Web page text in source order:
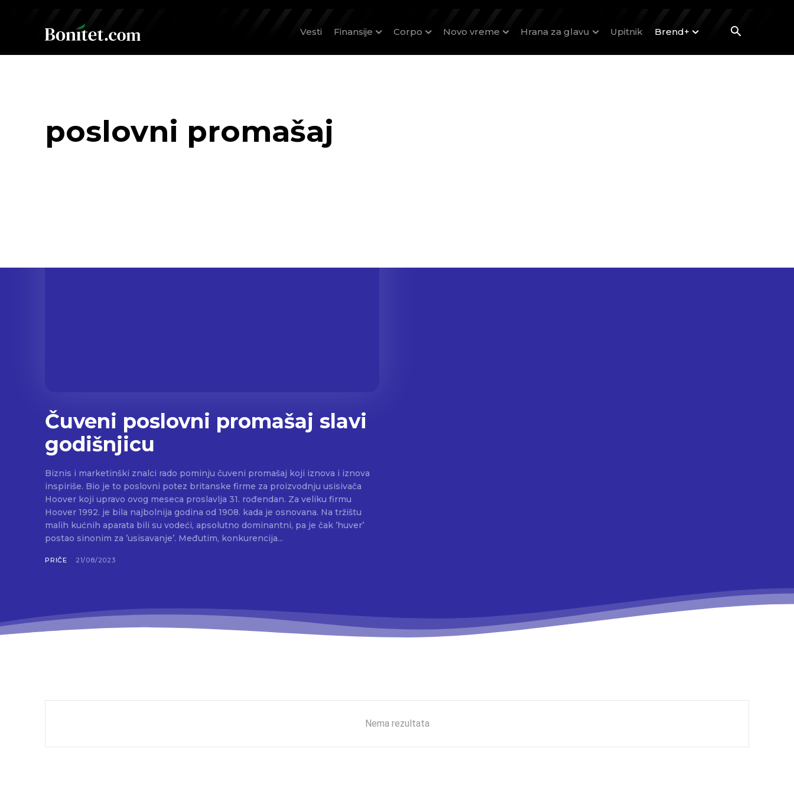
Vesti Finansije Corpo Novo vreme Hrana za glavu Upitnik Brend+
poslovni promašaj
Čuveni poslovni promašaj slavi
godišnjicu
Biznis i marketinški znalci rado pominju čuveni promašaj koji iznova i iznova
inspiriše. Bio je to poslovni potez britanske firme za proizvodnju usisivača
Hoover koji upravo ovog meseca proslavlja 31. rođendan. Za veliku firmu
Hoover 1992. je bila najbolnija godina od 1908. kada je osnovana. Na tržištu
malih kućnih aparata bili su vodeći, apsolutno dominantni, pa je čak ’huver’
postao sinonim za ’usisavanje’. Međutim, konkurencija...
PRIČE 21/08/2023
Nema rezultata